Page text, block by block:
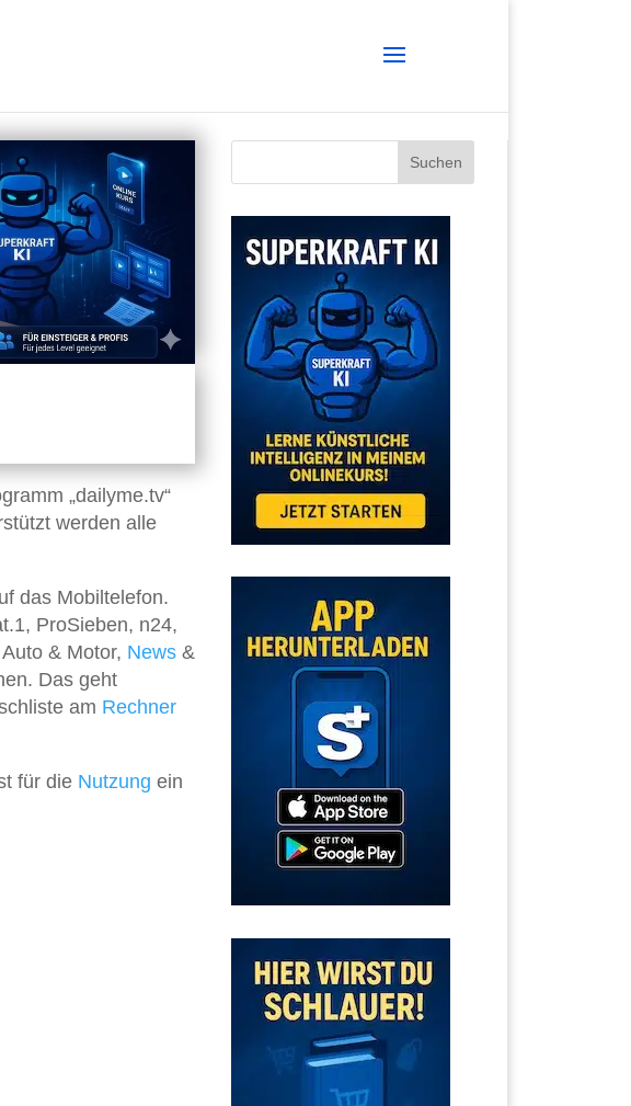
„dailyme.tv“
werden alle
das Mobiltelefon.
ProSieben, n24,
& Motor, News &
Das geht
am Rechner
für die Nutzung ein